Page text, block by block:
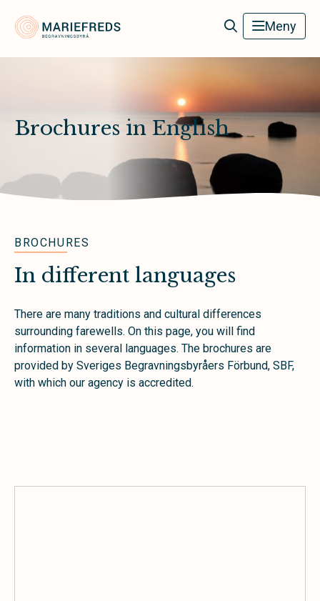
Mariefreds Begravningsbyrå Meny
Brochures in English
BROCHURES
In different languages
There are many traditions and cultural differences
surrounding farewells. On this page, you will find
information in several languages. The brochures are
provided by Sveriges Begravningsbyråers Förbund, SBF,
with which our agency is accredited.